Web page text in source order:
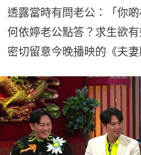
透露當時有問老公：「你
何依婷老公點答？求生欲
密切留意今晚播映的《夫妻